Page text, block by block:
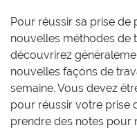
Pour réussir sa prise de
nouvelles méthodes de
découvrirez
nouvelles façons de
semaine. Vous devez
pour réussir votre prise
prendre des notes pour